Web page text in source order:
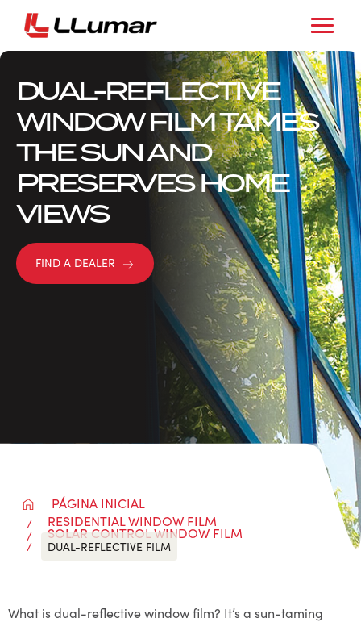
DUAL-REFLECTIVE
WINDOW FILM TAMES
THE SUN AND
PRESERVES HOME
VIEWS
FIND A DEALER
PÁGINA INICIAL
RESIDENTIAL WINDOW FILM
SOLAR CONTROL WINDOW FILM
DUAL-REFLECTIVE FILM
What is dual-reflective window film? It’s a sun-taming